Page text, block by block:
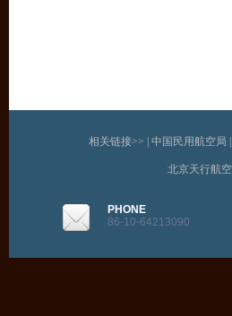
相关链接>> | 中国民用航空局
北京天行航
PHONE
86-10-64213090